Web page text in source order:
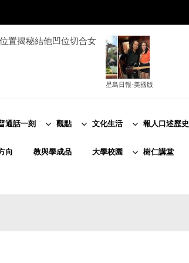
置揭秘結他凹位切合女
星島日報-美國版
通話一刻 觀點 文化生活 報人口述歷史
向 教與學成品 大學校園 樹仁講堂